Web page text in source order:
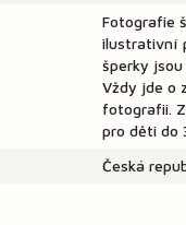
Fotografie
ilustrativní
šperky
Vždy jde o
fotografii.
pro děti do
Česká